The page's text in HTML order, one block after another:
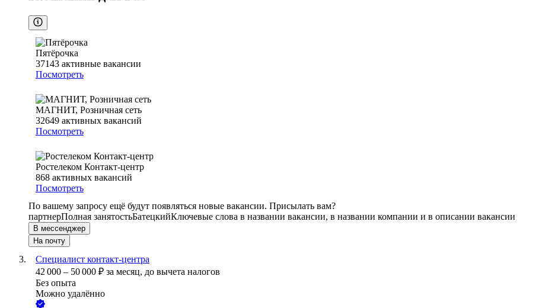
Пятёрочка
37143 активные вакансии
Посмотреть
МАГНИТ, Розничная сеть
32649 активных вакансий
Посмотреть
Ростелеком Контакт-центр
868 активных вакансий
Посмотреть
По вашему запросу ещё будут появляться новые вакансии. Присылать вам?
партнерПолная занятостьБатецкийКлючевые слова в названии вакансии, в названии компании и в описании вакансии
В мессенджер
На почту
Специалист контакт-центра
42 000 – 50 000 ₽ за месяц, до вычета налогов
Без опыта
Можно удалённо